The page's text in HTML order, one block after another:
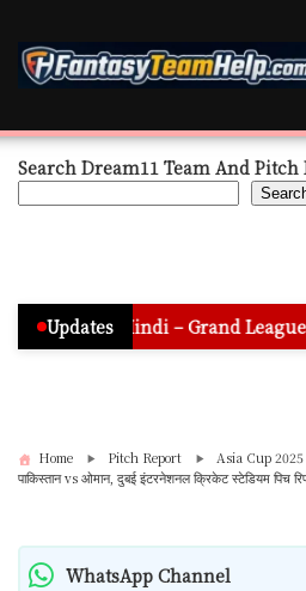
content
Search Dream11 Team And Pitch
Updates
Hindi – Grand League Team,
Home Pitch Report
Asia Cup
पाकिस्तान vs ओमान, दुबई इंटरनेशनल क्रिकेट स्टेडियम पिच
WhatsApp Channel